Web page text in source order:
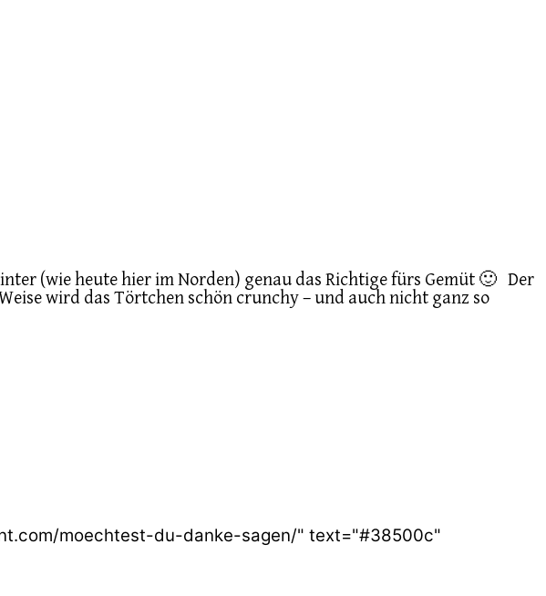
(wie heute hier im Norden) genau das Richtige fürs Gemüt 🙂 Der
wird das Törtchen schön crunchy – und auch nicht ganz so
moechtest-du-danke-sagen/" text="#38500c"